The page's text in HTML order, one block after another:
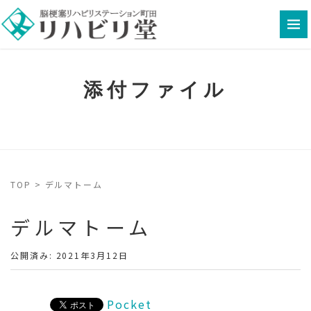
添付ファイル
TOP > デルマトーム
デルマトーム
公開済み: 2021年3月12日
Pocket